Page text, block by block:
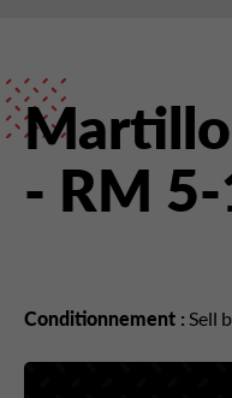
- RM
Conditionnement : Sell